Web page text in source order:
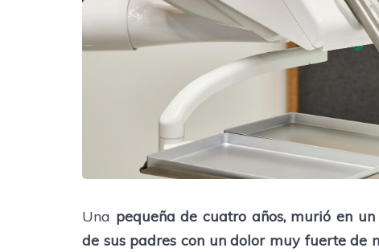
Una pequeña de cuatro años, murió en
de sus padres con un dolor muy fuerte de